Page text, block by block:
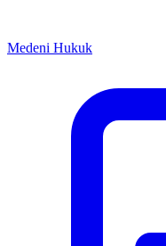
Medeni Hukuk